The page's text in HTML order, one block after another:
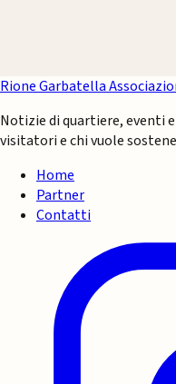
Rione Garbatella
Notizie di quartiere, eventi
visitatori e chi vuole
Home
Partner
Contatti